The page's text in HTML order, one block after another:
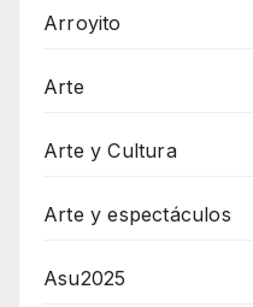
Arroyito
Arte
Arte y Cultura
Arte y espectáculos
Asu2025